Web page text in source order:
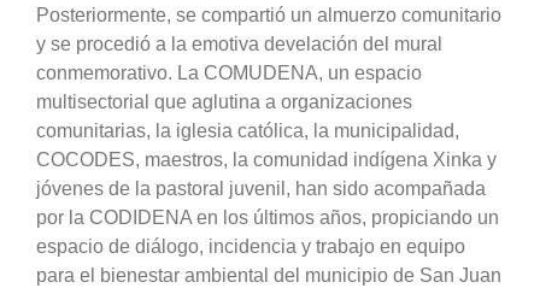
Posteriormente, se compartió un almuerzo comunitario
y se procedió a la emotiva develación del mural
conmemorativo. La COMUDENA, un espacio
multisectorial que aglutina a organizaciones
comunitarias, la iglesia católica, la municipalidad,
COCODES, maestros, la comunidad indígena Xinka y
jóvenes de la pastoral juvenil, han sido acompañada
por la CODIDENA en los últimos años, propiciando un
espacio de diálogo, incidencia y trabajo en equipo
para el bienestar ambiental del municipio de San Juan